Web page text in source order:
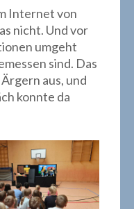
Internet von
nicht. Und vor
umgeht
sind. Das
aus, und
konnte da